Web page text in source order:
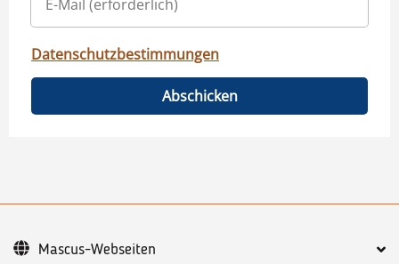
Datenschutzbestimmungen
Abschicken
Mascus-Webseiten